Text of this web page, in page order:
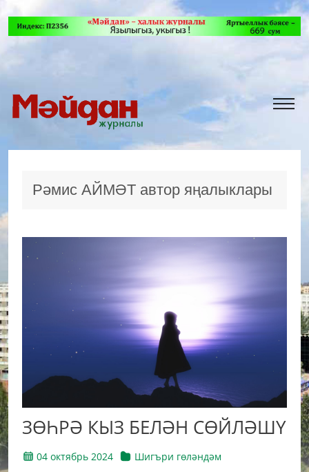
Рәмис АЙМӘТ автор яңалыклары
ЗӨҺРӘ КЫЗ БЕЛӘН СӨЙЛӘШҮ
04 октябрь 2024
Шигъри гөләндәм